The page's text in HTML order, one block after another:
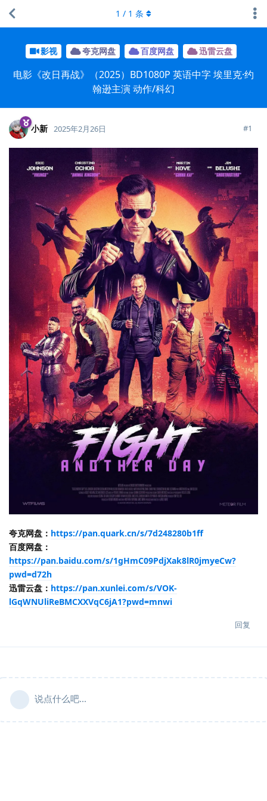
影视 夸克网盘 百度网盘 迅雷云盘
电影《改日再战》（2025）BD1080P 英语中字 埃里克·约
翰逊主演 动作/科幻
1 / 1 条
小新 2025年2月26日 #1
夸克网盘： https://pan.quark.cn/s/7d248280b1ff
百度网盘：
https://pan.baidu.com/s/1gHmC09PdjXak8lR0jmyeCw?
pwd=d72h
迅雷云盘： https://pan.xunlei.com/s/VOK-
lGqWNUliReBMCXXVqC6jA1?pwd=mnwi
回复
说点什么吧...